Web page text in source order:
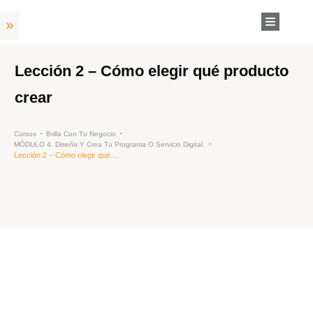
Lección 2 – Cómo elegir qué producto
crear
Cursos
Brilla Con Tu Negocio
MÓDULO 4. Diseña Y Crea Tu Programa O Servicio Digital.